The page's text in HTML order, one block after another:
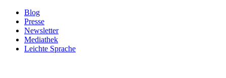
Blog
Presse
Newsletter
Mediathek
Leichte Sprache